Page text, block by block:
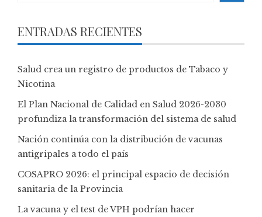
ENTRADAS RECIENTES
Salud crea un registro de productos de Tabaco y
Nicotina
El Plan Nacional de Calidad en Salud 2026-2030
profundiza la transformación del sistema de salud
Nación continúa con la distribución de vacunas
antigripales a todo el país
COSAPRO 2026: el principal espacio de decisión
sanitaria de la Provincia
La vacuna y el test de VPH podrían hacer